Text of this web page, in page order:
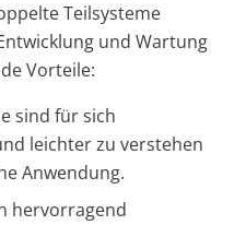
Teilsysteme
und Wartung
Vorteile:
sind für sich
leichter zu verstehen
Anwendung.
hervorragend